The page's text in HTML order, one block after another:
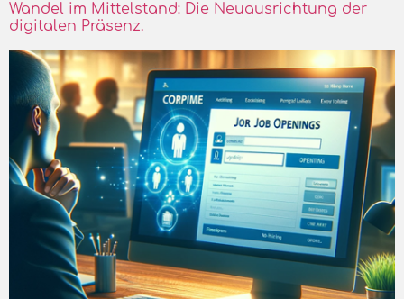
Wandel im Mittelstand: Die Neuausrichtung der
digitalen Präsenz.